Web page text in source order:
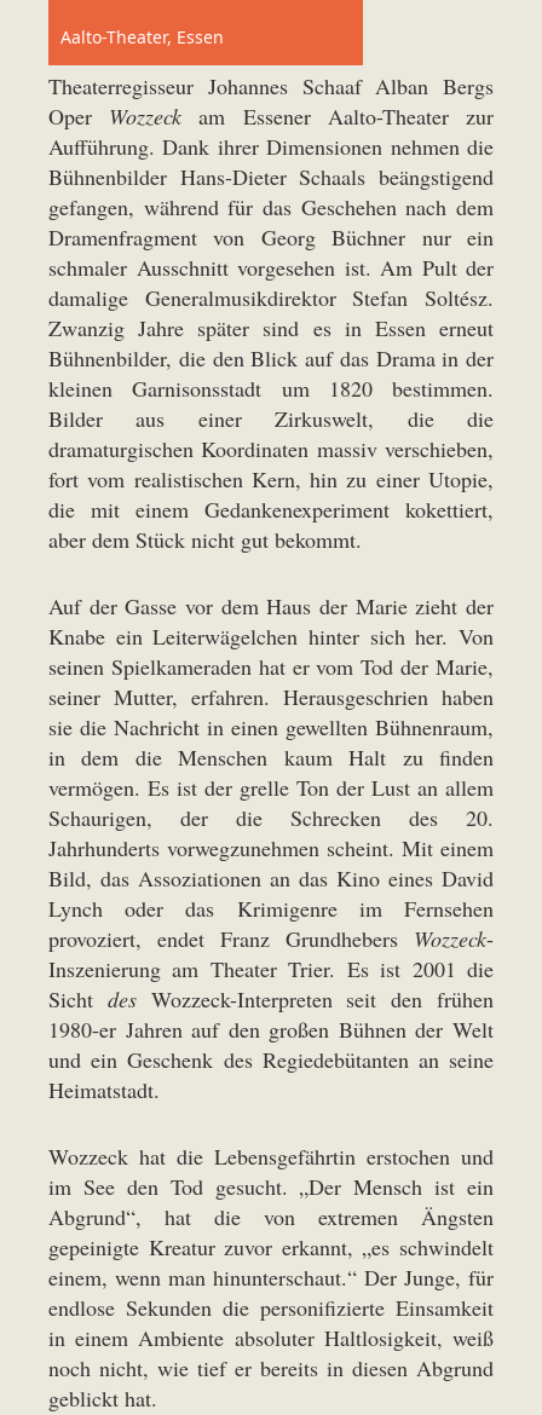
Aalto-Theater, Essen
Theaterregisseur Johannes Schaaf Alban Bergs
Oper Wozzeck am Essener Aalto-Theater zur
Aufführung. Dank ihrer Dimensionen nehmen die
Bühnenbilder Hans-Dieter Schaals beängstigend
gefangen, während für das Geschehen nach dem
Dramenfragment von Georg Büchner nur ein
schmaler Ausschnitt vorgesehen ist. Am Pult der
damalige Generalmusikdirektor Stefan Soltész.
Zwanzig Jahre später sind es in Essen erneut
Bühnenbilder, die den Blick auf das Drama in der
kleinen Garnisonsstadt um 1820 bestimmen.
Bilder aus einer Zirkuswelt, die die
dramaturgischen Koordinaten massiv verschieben,
fort vom realistischen Kern, hin zu einer Utopie,
die mit einem Gedankenexperiment kokettiert,
aber dem Stück nicht gut bekommt.
Auf der Gasse vor dem Haus der Marie zieht der
Knabe ein Leiterwägelchen hinter sich her. Von
seinen Spielkameraden hat er vom Tod der Marie,
seiner Mutter, erfahren. Herausgeschrien haben
sie die Nachricht in einen gewellten Bühnenraum,
in dem die Menschen kaum Halt zu finden
vermögen. Es ist der grelle Ton der Lust an allem
Schaurigen, der die Schrecken des 20.
Jahrhunderts vorwegzunehmen scheint. Mit einem
Bild, das Assoziationen an das Kino eines David
Lynch oder das Krimigenre im Fernsehen
provoziert, endet Franz Grundhebers Wozzeck-
Inszenierung am Theater Trier. Es ist 2001 die
Sicht desWozzeck-Interpreten seit den frühen
1980-er Jahren auf den großen Bühnen der Welt
und ein Geschenk des Regiedebütanten an seine
Heimatstadt.
Wozzeck hat die Lebensgefährtin erstochen und
im See den Tod gesucht. „Der Mensch ist ein
Abgrund“, hat die von extremen Ängsten
gepeinigte Kreatur zuvor erkannt, „es schwindelt
einem, wenn man hinunterschaut.“ Der Junge, für
endlose Sekunden die personifizierte Einsamkeit
in einem Ambiente absoluter Haltlosigkeit, weiß
noch nicht, wie tief er bereits in diesen Abgrund
geblickt hat.